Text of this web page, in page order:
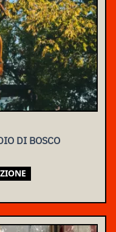
DI BOSCO